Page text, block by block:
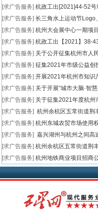
[求广告服务] 杭政工出[2021]44-52
[求广告服务] 长三角水上运动节Logo
[求广告服务] 杭州大会展中心一期项
[求广告服务] 杭政工出【2021】38-
[求广告服务] 关于公开征集杭州市人
[求广告服务] 征集2021年市级公益创
[求广告服务] 开展2021年杭州市知识
[求广告服务] 关于开展“城市大脑·智
[求广告服务] 关于征集2021年度杭州
[求广告服务] 杭州余杭区五常街道荆
[求广告服务] 杭州东城农贸市场使用
[求广告服务] 嘉兴湖州与杭州之间高
[求广告服务] 杭州余杭区五常街道荆
[求广告服务] 杭州地铁商业项目招商